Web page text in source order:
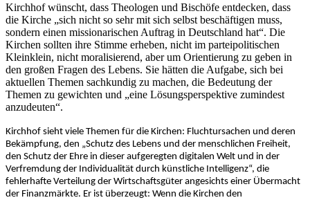
Kirchhof wünscht, dass Theologen und Bischöfe entdecken, dass
die Kirche „sich nicht so sehr mit sich selbst beschäftigen muss,
sondern einen missionarischen Auftrag in Deutschland hat“. Die
Kirchen sollten ihre Stimme erheben, nicht im parteipolitischen
Kleinklein, nicht moralisierend, aber um Orientierung zu geben in
den großen Fragen des Lebens. Sie hätten die Aufgabe, sich bei
aktuellen Themen sachkundig zu machen, die Bedeutung der
Themen zu gewichten und „eine Lösungsperspektive zumindest
anzudeuten“.
Kirchhof sieht viele Themen für die Kirchen: Fluchtursachen und deren
Bekämpfung, den „Schutz des Lebens und der menschlichen Freiheit,
den Schutz der Ehre in dieser aufgeregten digitalen Welt und in der
Verfremdung der Individualität durch künstliche Intelligenz“, die
fehlerhafte Verteilung der Wirtschaftsgüter angesichts einer Übermacht
der Finanzmärkte. Er ist überzeugt: Wenn die Kirchen den